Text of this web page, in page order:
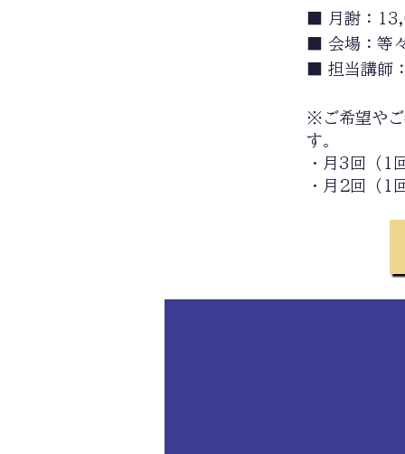
■ 月謝：
■ 会場：等
■ 担当講師
※ご希望やご
す。
・月3回（1
・月2回（1